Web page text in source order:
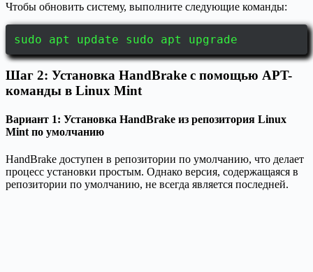
Чтобы обновить систему, выполните следующие команды:
sudo apt update sudo apt upgrade
Шаг 2: Установка HandBrake с помощью APT-
команды в Linux Mint
Вариант 1: Установка HandBrake из репозитория Linux
Mint по умолчанию
HandBrake доступен в репозитории по умолчанию, что делает
процесс установки простым. Однако версия, содержащаяся в
репозитории по умолчанию, не всегда является последней.